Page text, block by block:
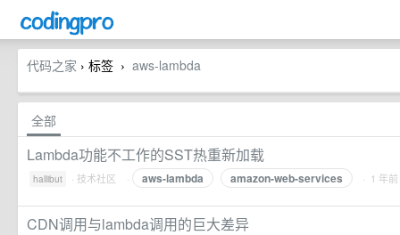
代码之家 › 标签 › aws-lambda
全部
Lambda功能不工作的SST热重新加载
hallibut · 技术社区 · aws-lambda amazon-web-services · 1 年前
CDN调用与lambda调用的巨大差异